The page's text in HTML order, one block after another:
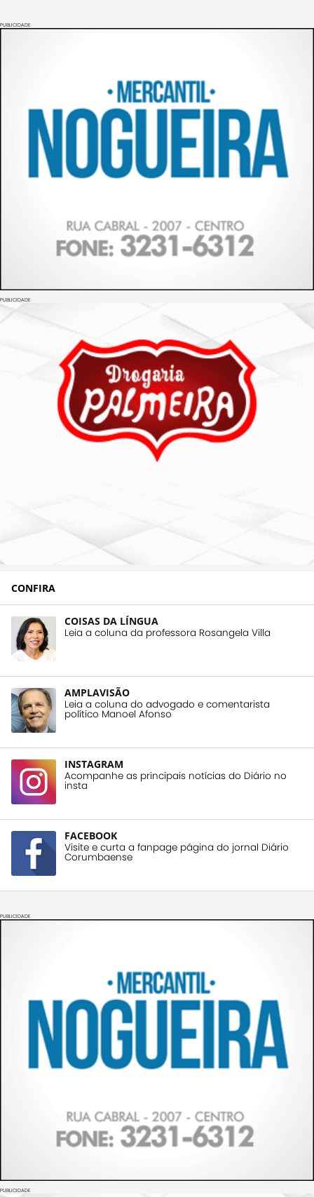
PUBLICIDADE
PUBLICIDADE
CONFIRA
COISAS DA LÍNGUA
Leia a coluna da professora Rosangela Villa
AMPLAVISÃO
Leia a coluna do advogado e comentarista
político Manoel Afonso
INSTAGRAM
Acompanhe as principais notícias do Diário no
insta
FACEBOOK
Visite e curta a fanpage página do jornal Diário
Corumbaense
PUBLICIDADE
PUBLICIDADE